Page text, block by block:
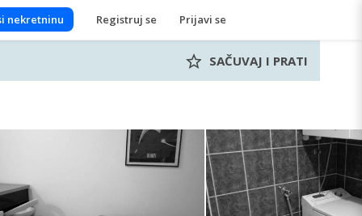
nekretninu Registruj se Prijavi se
SAČUVAJ I PRATI